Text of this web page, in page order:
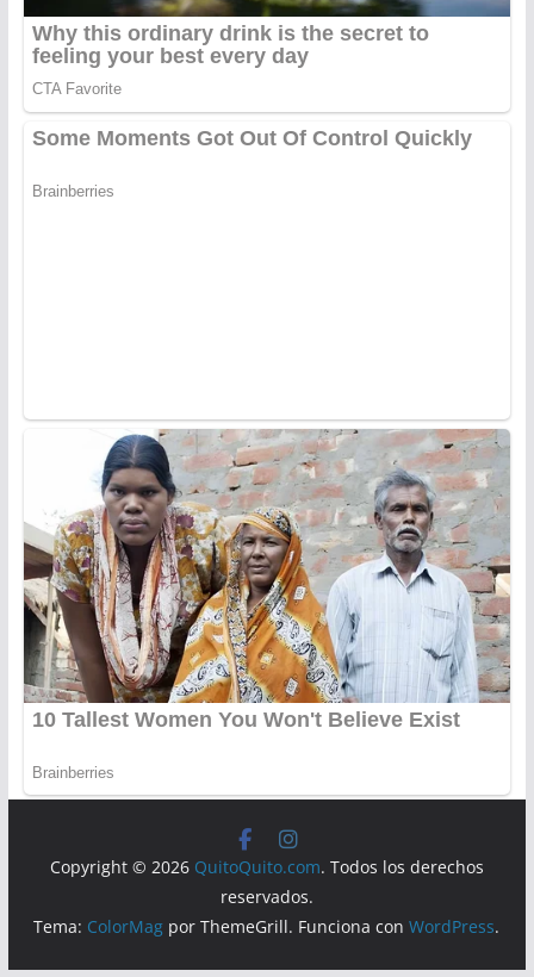
Copyright © 2026 QuitoQuito.com. Todos los derechos
reservados.
Tema: ColorMag por ThemeGrill. Funciona conWordPress.